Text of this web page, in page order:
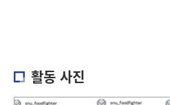
활동 사진